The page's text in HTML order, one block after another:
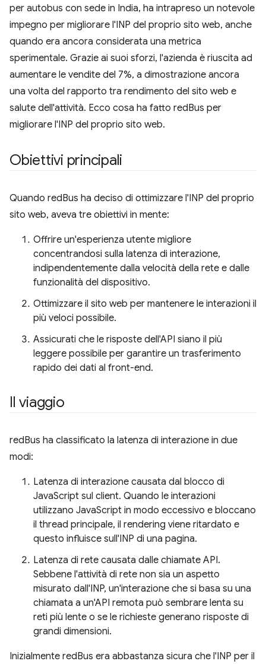
per autobus con sede in India, ha intrapreso un notevole
impegno per migliorare l'INP del proprio sito web, anche
quando era ancora considerata una metrica
sperimentale. Grazie ai suoi sforzi, l'azienda è riuscita ad
aumentare le vendite del 7%, a dimostrazione ancora
una volta del rapporto tra rendimento del sito web e
salute dell'attività. Ecco cosa ha fatto redBus per
migliorare l'INP del proprio sito web.
Obiettivi principali
Quando redBus ha deciso di ottimizzare l'INP del proprio
sito web, aveva tre obiettivi in mente:
Offrire un'esperienza utente migliore
concentrandosi sulla latenza di interazione,
indipendentemente dalla velocità della rete e dalle
funzionalità del dispositivo.
Ottimizzare il sito web per mantenere le interazioni il
più veloci possibile.
Assicurati che le risposte dell'API siano il più
leggere possibile per garantire un trasferimento
rapido dei dati al front-end.
Il viaggio
redBus ha classificato la latenza di interazione in due
modi:
Latenza di interazione causata dal blocco di
JavaScript sul client. Quando le interazioni
utilizzano JavaScript in modo eccessivo e bloccano
il thread principale, il rendering viene ritardato e
questo influisce sull'INP di una pagina.
Latenza di rete causata dalle chiamate API.
Sebbene l'attività di rete non sia un aspetto
misurato dall'INP, un'interazione che si basa su una
chiamata a un'API remota può sembrare lenta su
reti più lente o se le richieste generano risposte di
grandi dimensioni.
Inizialmente redBus era abbastanza sicura che l'INP per il